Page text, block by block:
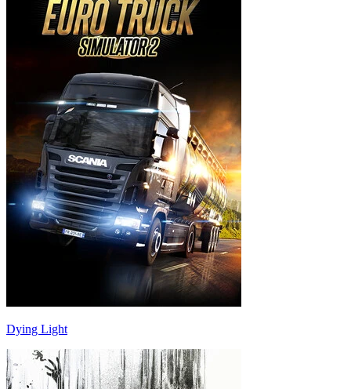
Dying Light